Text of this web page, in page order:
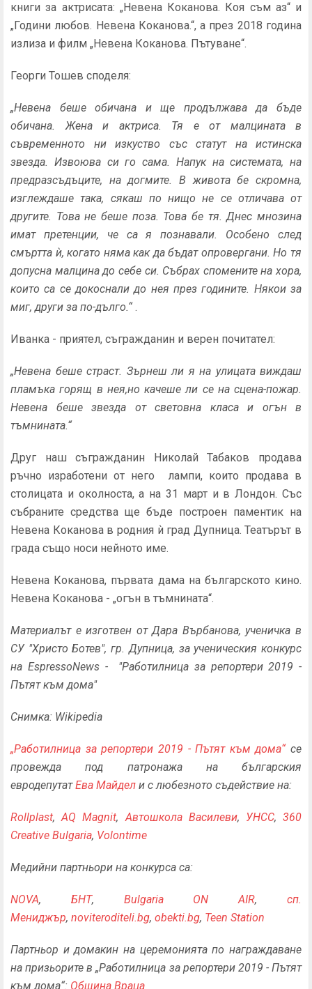
книги за актрисата: „Невена Коканова. Коя съм аз“ и
„Години любов. Невена Коканова.“, а през 2018 година
излиза и филм „Невена Коканова. Пътуване“.
Георги Тошев споделя:
„Невена беше обичана и ще продължава да бъде
обичана. Жена и актриса. Тя е от малцината в
съвременното ни изкуство със статут на истинска
звезда. Извоюва си го сама. Напук на системата, на
предразсъдъците, на догмите. В живота бе скромна,
изглеждаше така, сякаш по нищо не се отличава от
другите. Това не беше поза. Това бе тя. Днес мнозина
имат претенции, че са я познавали. Особено след
смъртта ѝ, когато няма как да бъдат опровергани. Но тя
допусна малцина до себе си. Събрах спомените на хора,
които са се докоснали до нея през годините. Някои за
миг, други за по-дълго.“.
Иванка - приятел, съгражданин и верен почитател:
„Невена беше страст. Зърнеш ли я на улицата виждаш
пламъка горящ в нея,но качеше ли се на сцена-пожар.
Невена беше звезда от световна класа и огън в
тъмнината.“
Друг наш съгражданин Николай Табаков продава
ръчно изработени от него лампи, които продава в
столицата и околноста, а на 31 март и в Лондон. Със
събраните средства ще бъде построен паментик на
Невена Коканова в родния ѝ град Дупница. Театърът в
града също носи нейното име.
Невена Коканова, първата дама на българското кино.
Невена Коканова - „огън в тъмнината“.
Материалът е изготвен от Дара Върбанова, ученичка в
СУ "Христо Ботев", гр. Дупница, за ученическия конкурс
на EspressoNews - "Работилница за репортери 2019 -
Пътят към дома"
Снимка: Wikipedia
„Работилница за репортери 2019 - Пътят към дома“се
провежда под патронажа на българския
евродепутатЕва Майдел и с любезното съдействие на:
Rollplast,AQ Magnit,Автошкола Василеви, УНСС,360
Creative Bulgaria, Volontime
Медийни партньори на конкурса са:
NOVA, БНТ, Bulgaria ON AIR,сп.
Мениджър, noviteroditeli.bg, obekti.bg, Teen Station
Партньор и домакин на церемонията по награждаване
на призьорите в „Работилница за репортери 2019 - Пътят
към дома“: Община Враца